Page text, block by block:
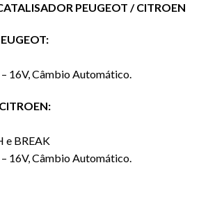
PEUGEOT / CITROEN
16V, Câmbio Automático.
e BREAK
16V, Câmbio Automático.